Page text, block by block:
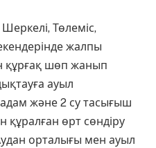
Шеркелі, Төлеміс,
жалпы
құрғақ шөп жанып
ауыл
және 2 су тасығыш
құралған өрт сөндіру
орталығы мен ауыл